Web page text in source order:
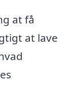
at få
at lave